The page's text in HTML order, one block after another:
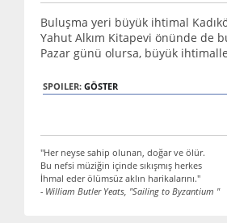
Buluşma yeri büyük ihtimal
Yahut Alkım Kitapevi önünde de
Pazar günü olursa, büyük
SPOILER: GÖSTER
"Her neyse sahip olunan, doğar ve ölür.
Bu nefsi müziğin içinde sıkışmış herkes
İhmal eder ölümsüz aklın harikalarını."
- William Butler Yeats, "Sailing to Byzantium "